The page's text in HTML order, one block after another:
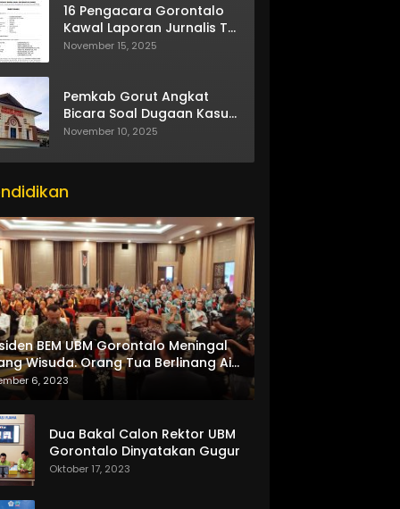
16 Pengacara Gorontalo
Kawal Laporan Jurnalis TV
One
November 15, 2025
Pemkab Gorut Angkat
Bicara Soal Dugaan Kasus
Asusila Oknum ASN
November 10, 2025
BEM UBM Gorontalo Meningal
Wisuda. Orang Tua Berlinang Air
Menerima SKL dan Pemasangan
6, 2023
Dua Bakal Calon Rektor UBM
Gorontalo Dinyatakan Gugur
Oktober 17, 2023